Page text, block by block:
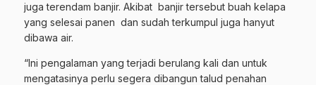
juga terendam banjir. Akibat banjir tersebut buah kelapa
yang selesai panen dan sudah terkumpul juga hanyut
dibawa air.
“Ini pengalaman yang terjadi berulang kali dan untuk
mengatasinya perlu segera dibangun talud penahan